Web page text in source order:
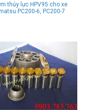
thủy lực HPV95 cho xe
PC200-6, PC200-7